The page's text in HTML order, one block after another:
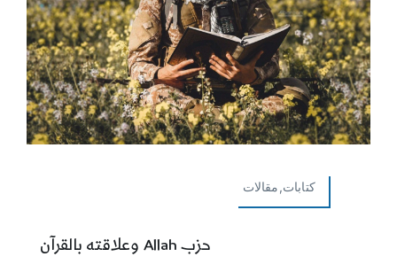
كتابات,مقالات
حزب Allah وعلاقته بالقرآن